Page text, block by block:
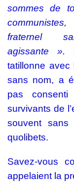
sommes de
fraternel
agissante ».
tatillonne
sans nom, a
pas
survivants de
souvent
quolibets.
Savez-vous
appelaient la